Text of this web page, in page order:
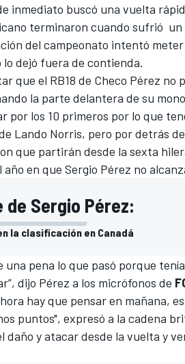
inmediato buscó una vuelta
terminaron cuando sufrió
del campeonato intentó
lo dejó fuera de contienda.
que el RB18 de Checo Pérez no
la parte delantera de su
por los 10 primeros por lo que
Lando Norris, pero por detrás
que partirán desde la sexta
en que Sergio Pérez no
de Sergio Pérez:
la clasificación en Canadá
una pena lo que pasó porque
dijo Pérez a los micrófonos de
hay que pensar en mañana,
puntos", expresó a la cadena
daño y atacar desde la vuelta y